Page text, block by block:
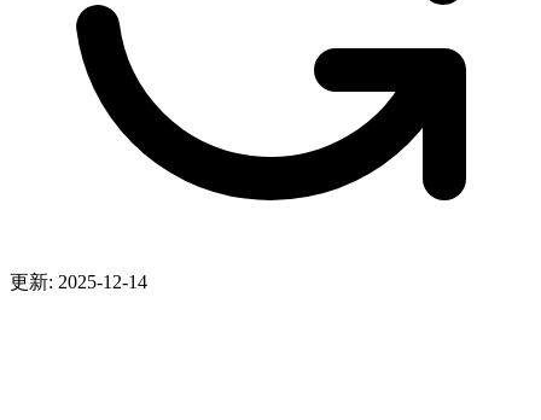
更新: 2025-12-14